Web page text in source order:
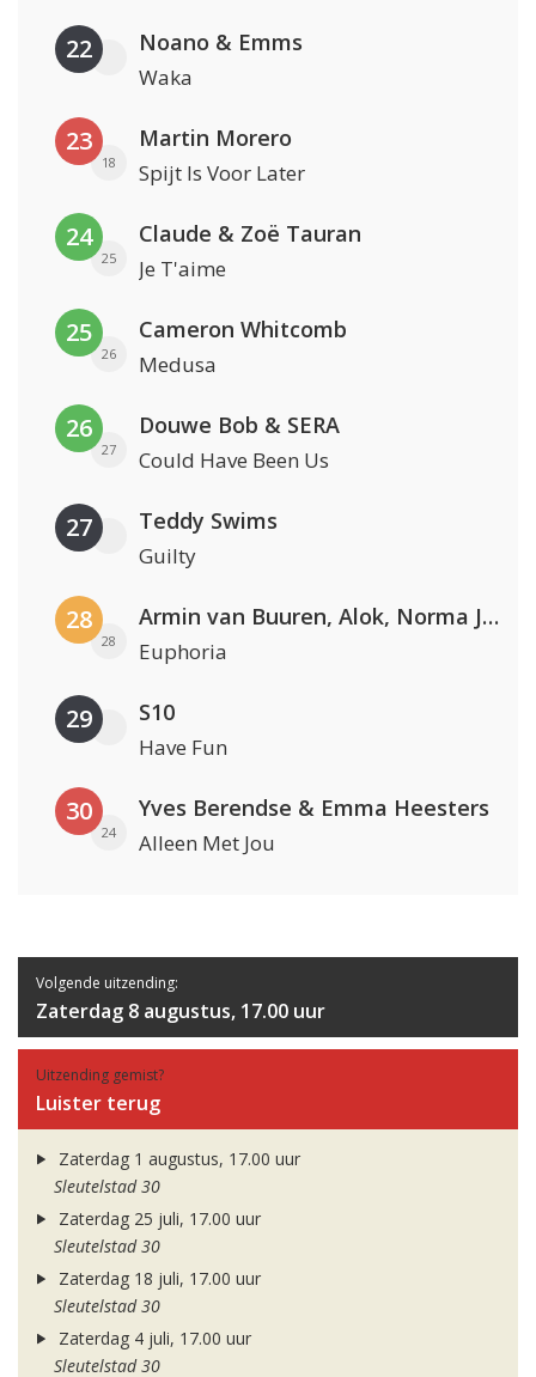
22 Noano & Emms
Waka
23
18
Martin Morero
Spijt Is Voor Later
24
25
Claude & Zoë Tauran
Je T'aime
25
26
Cameron Whitcomb
Medusa
26
27
Douwe Bob & SERA
Could Have Been Us
27 Teddy Swims
Guilty
28
28
Armin van Buuren, Alok, Norma Jean Martine & LAWRENT
Euphoria
29 S10
Have Fun
30
24
Yves Berendse & Emma Heesters
Alleen Met Jou
Volgende uitzending:
Zaterdag 8 augustus, 17.00 uur
Uitzending gemist?
Luister terug
Zaterdag 1 augustus, 17.00 uur
Sleutelstad 30
Zaterdag 25 juli, 17.00 uur
Sleutelstad 30
Zaterdag 18 juli, 17.00 uur
Sleutelstad 30
Zaterdag 4 juli, 17.00 uur
Sleutelstad 30